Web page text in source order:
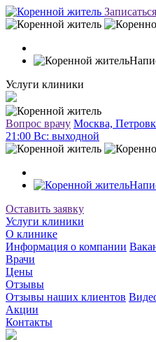
Услуги клиники
Вопрос врачу Москва,
21:00 Вc: выходной
Оставить заявку
Услуги клиники
О клинике
Информация о компании
Врачи
Цены
Отзывы
Отзывы наших клиентов
Акции
Контакты